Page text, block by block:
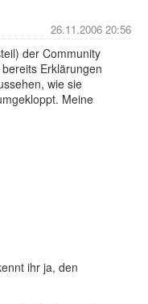
26.11.2006 20:56
der Community
Erklärungen
wie sie
Meine
ihr ja, den